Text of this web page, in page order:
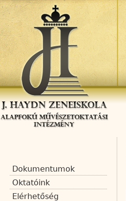
Dokumentumok
Oktatóink
Elérhetőség